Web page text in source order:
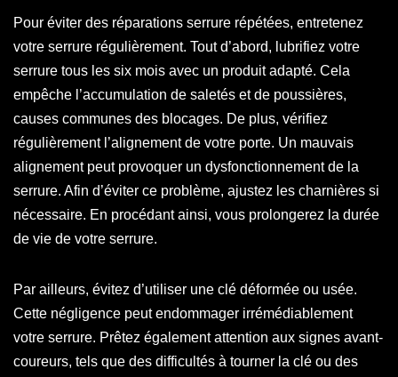
Pour éviter des réparations serrure répétées, entretenez
votre serrure régulièrement. Tout d’abord, lubrifiez votre
serrure tous les six mois avec un produit adapté. Cela
empêche l’accumulation de saletés et de poussières,
causes communes des blocages. De plus, vérifiez
régulièrement l’alignement de votre porte. Un mauvais
alignement peut provoquer un dysfonctionnement de la
serrure. Afin d’éviter ce problème, ajustez les charnières si
nécessaire. En procédant ainsi, vous prolongerez la durée
de vie de votre serrure.
Par ailleurs, évitez d’utiliser une clé déformée ou usée.
Cette négligence peut endommager irrémédiablement
votre serrure. Prêtez également attention aux signes avant-
coureurs, tels que des difficultés à tourner la clé ou des